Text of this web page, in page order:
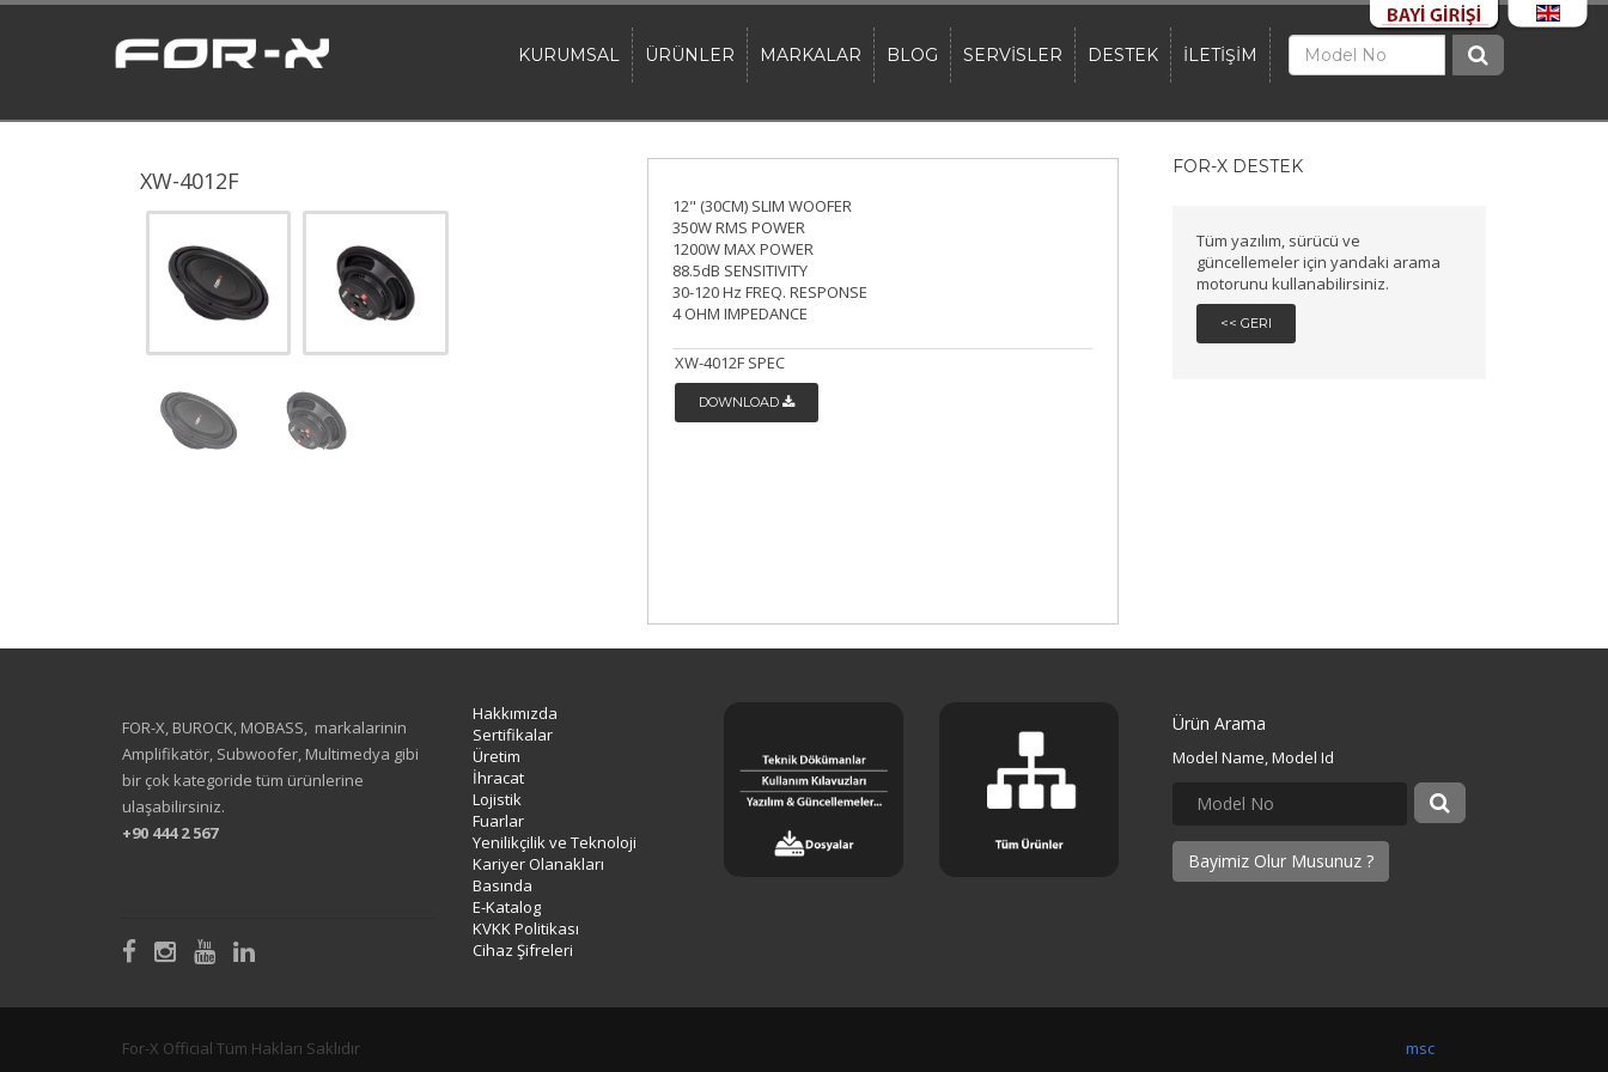
KURUMSAL ÜRÜNLER MARKALAR BLOG SERVİSLER DESTEK İLETİŞİM
XW-4012F
12" (30CM) SLIM WOOFER
350W RMS POWER
1200W MAX POWER
88.5dB SENSITIVITY
30-120 Hz FREQ. RESPONSE
4 OHM IMPEDANCE
XW-4012F SPEC
DOWNLOAD
FOR-X DESTEK
Tüm yazılım, sürücü ve
güncellemeler için yandaki arama
motorunu kullanabilirsiniz.
<< GERI
FOR-X, BUROCK, MOBASS, markalarinin
Amplifikatör, Subwoofer, Multimedya gibi
bir çok kategoride tüm ürünlerine
ulaşabilirsiniz.
+90 444 2 567
Hakkımızda
Sertifikalar
Üretim
İhracat
Lojistik
Fuarlar
Yenilikçilik ve Teknoloji
Kariyer Olanakları
Basında
E-Katalog
KVKK Politikası
Cihaz Şifreleri
Ürün Arama
Model Name, Model Id
Bayimiz Olur Musunuz ?
For-X Official Tüm Hakları Saklıdır msc